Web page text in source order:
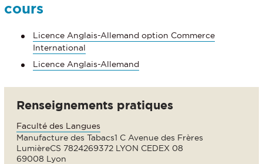
cours
Licence Anglais-Allemand option Commerce
International
Licence Anglais-Allemand
Renseignements pratiques
Faculté des Langues
Manufacture des Tabacs1 C Avenue des Frères
LumièreCS 7824269372 LYON CEDEX 08
69008 Lyon